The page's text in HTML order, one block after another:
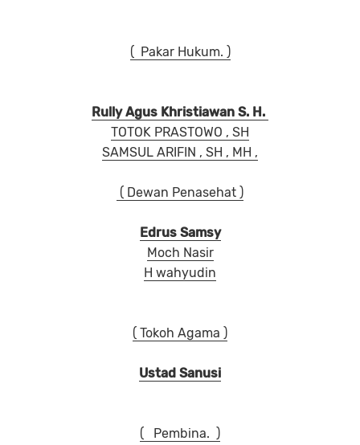
( Pakar Hukum. )
Rully Agus Khristiawan S. H.
TOTOK PRASTOWO , SH
SAMSUL ARIFIN , SH , MH ,
( Dewan Penasehat )
Edrus Samsy
Moch Nasir
H wahyudin
( Tokoh Agama )
Ustad Sanusi
( Pembina. )